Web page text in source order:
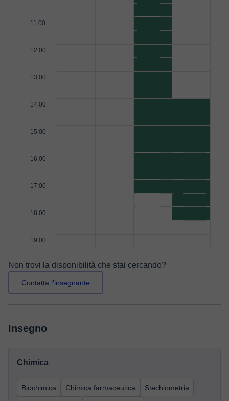
11:00
12:00
13:00
14:00
15:00
16:00
17:00
18:00
19:00
Non trovi la disponibilità che stai cercando?
Contatta l'insegnante
Insegno
Chimica
Biochimica Chimica farmaceutica Stechiometria